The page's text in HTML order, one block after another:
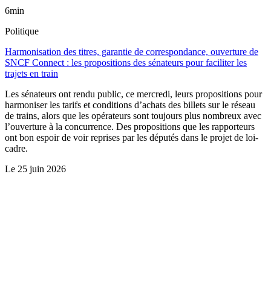
6min
Politique
Harmonisation des titres, garantie de correspondance, ouverture de
SNCF Connect : les propositions des sénateurs pour faciliter les
trajets en train
Les sénateurs ont rendu public, ce mercredi, leurs propositions pour
harmoniser les tarifs et conditions d’achats des billets sur le réseau
de trains, alors que les opérateurs sont toujours plus nombreux avec
l’ouverture à la concurrence. Des propositions que les rapporteurs
ont bon espoir de voir reprises par les députés dans le projet de loi-
cadre.
Le 25 juin 2026